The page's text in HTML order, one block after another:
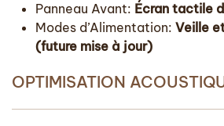
Panneau Avant: Écran tactile
Modes d’Alimentation: Veille
(future mise à jour)
OPTIMISATION